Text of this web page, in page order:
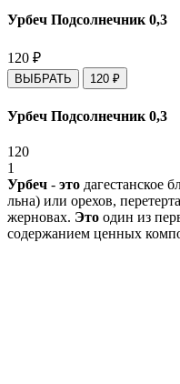
Урбеч Подсолнечник 0,3
120 ₽
ВЫБРАТЬ 120 ₽
Урбеч Подсолнечник 0,3
120
1
Урбеч - это дагестанское
льна) или орехов,
жерновах. Это один из
содержанием ценных